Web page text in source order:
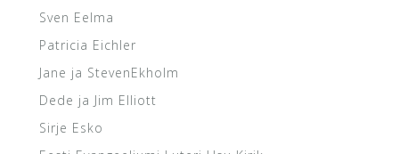
Sven Eelma
Patricia Eichler
Jane ja StevenEkholm
Dede ja Jim Elliott
Sirje Esko